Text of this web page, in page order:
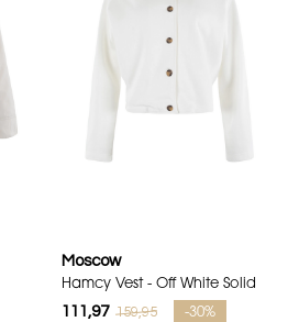
Moscow
Hamcy Vest - Off White Solid
111,97 159,95 -30%